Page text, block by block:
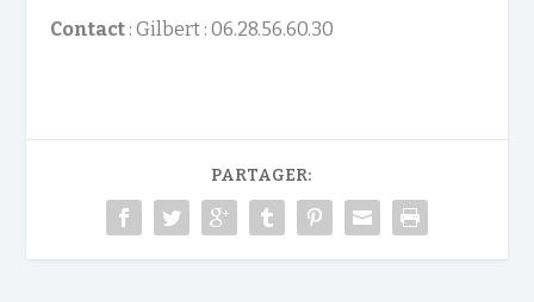
Contact : Gilbert : 06.28.56.60.30
PARTAGER: